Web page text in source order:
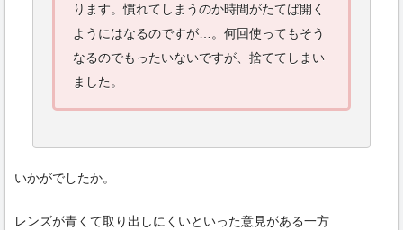
ります。慣れてしまうのか時間がたてば開く
ようにはなるのですが…。何回使ってもそう
なるのでもったいないですが、捨ててしまい
ました。
いかがでしたか。
レンズが青くて取り出しにくいといった意見がある一方